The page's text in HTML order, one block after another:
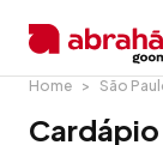
Home São